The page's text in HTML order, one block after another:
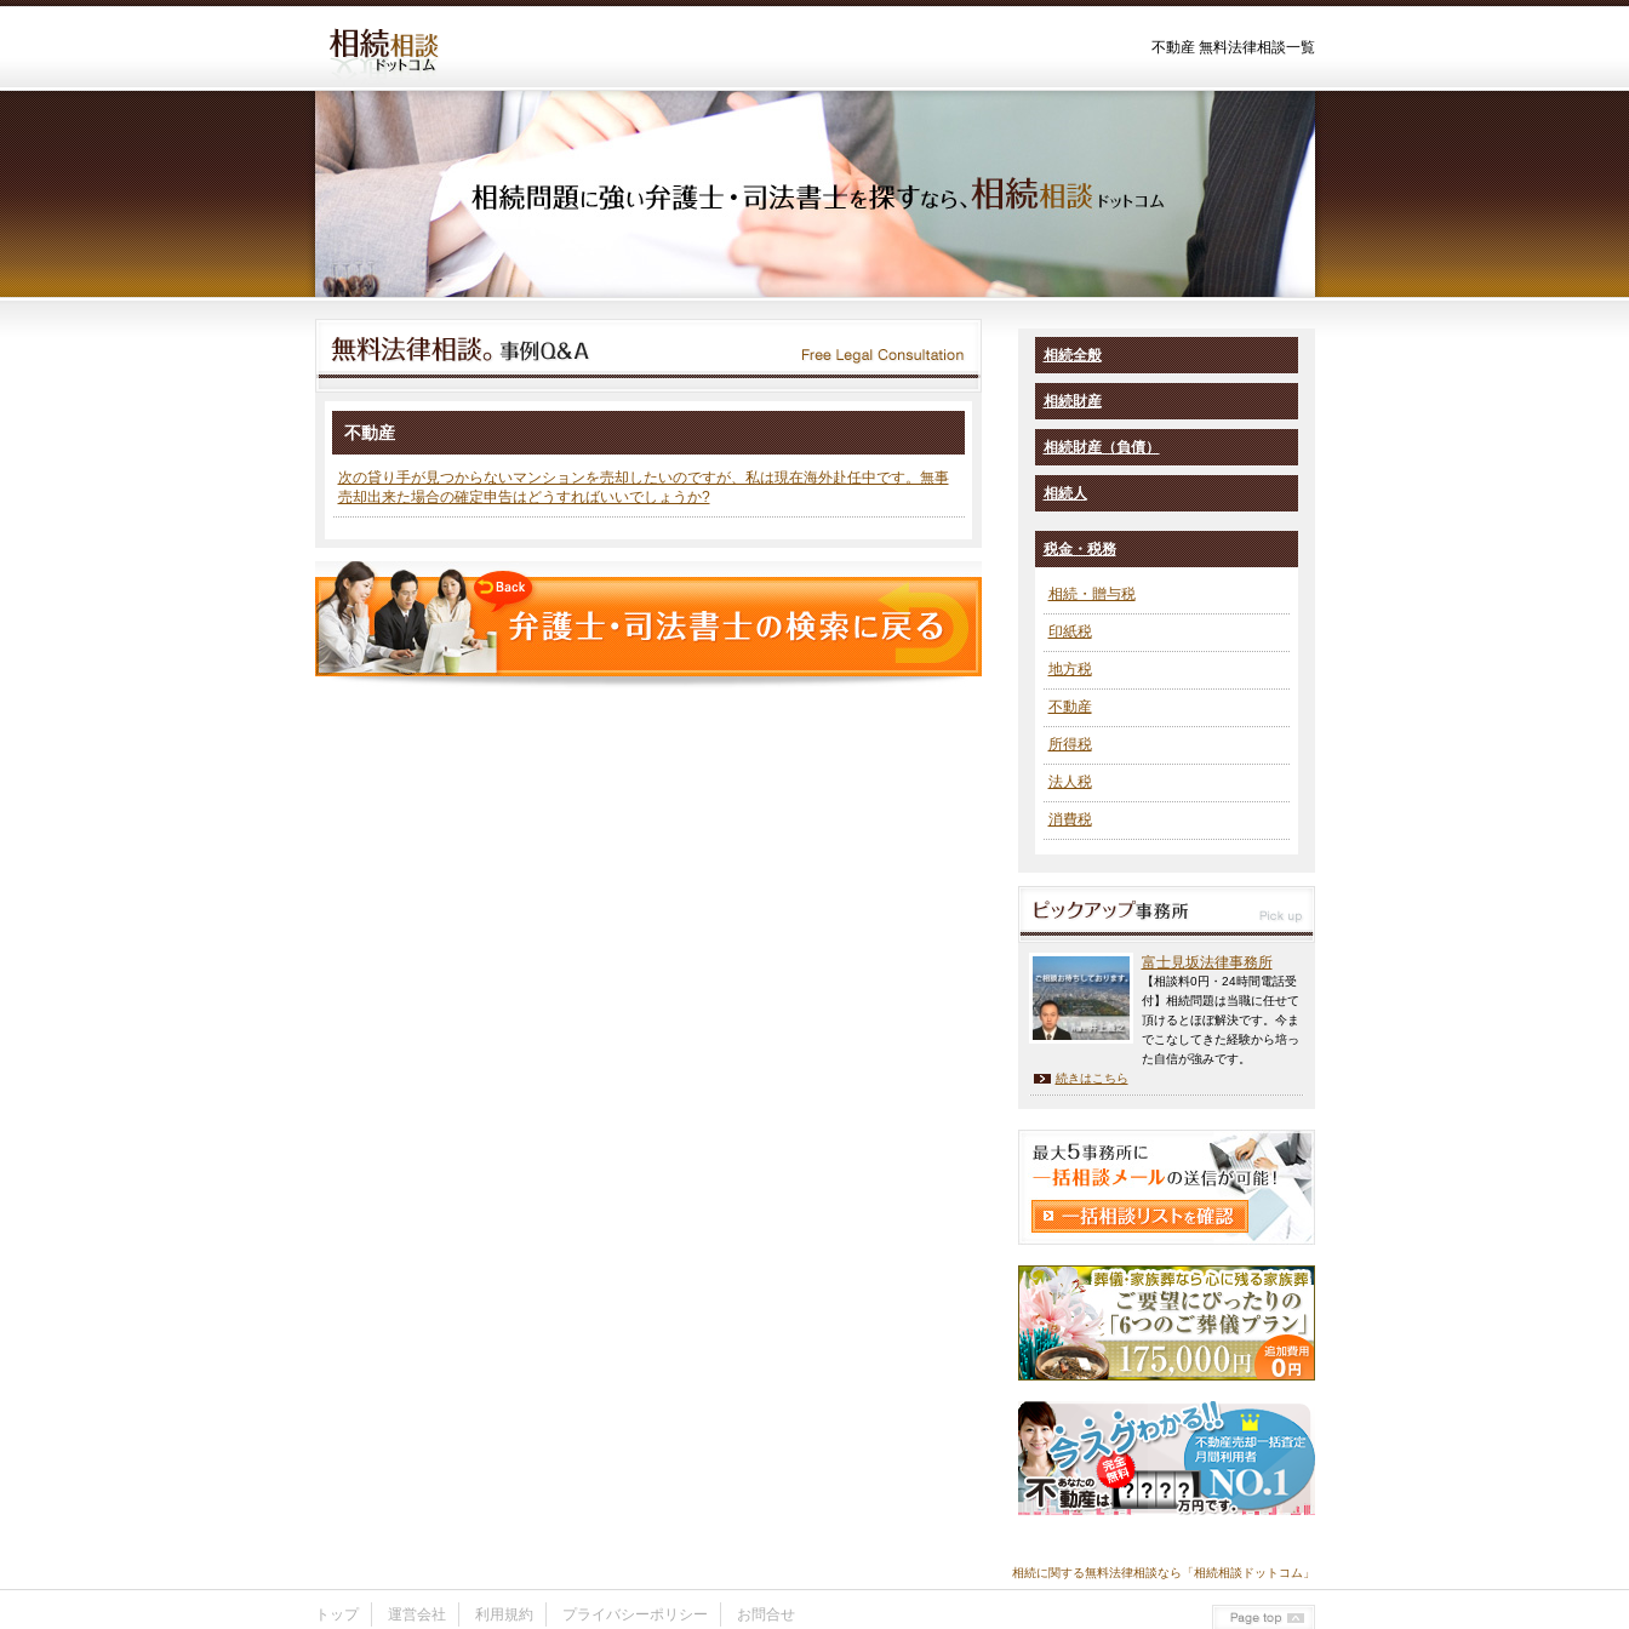
不動産 無料法律相談一覧
不動産
次の貸り手が見つからないマンションを売却したいのですが、私は現在海外赴任中です。無事
売却出来た場合の確定申告はどうすればいいでしょうか?
相続全般
相続財産
相続財産（負債）
相続人
税金・税務
相続・贈与税
印紙税
地方税
不動産
所得税
法人税
消費税
富士見坂法律事務所
【相談料0円・24時間電話受
付】相続問題は当職に任せて
頂けるとほぼ解決です。今ま
でこなしてきた経験から培っ
た自信が強みです。
続きはこちら
相続に関する無料法律相談なら「相続相談ドットコム」
トップ 運営会社 利用規約 プライバシーポリシー お問合せ